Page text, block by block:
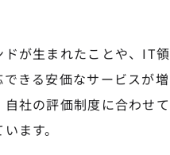
が生まれたことや、IT領
きる安価なサービスが増
社の評価制度に合わせて
ます。